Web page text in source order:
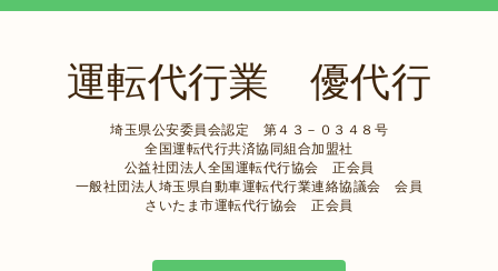
運転代行業 優代行
埼玉県公安委員会認定 第４３－０３４８号
全国運転代行共済協同組合加盟社
公益社団法人全国運転代行協会 正会員
一般社団法人埼玉県自動車運転代行業連絡協議会 会員
さいたま市運転代行協会 正会員